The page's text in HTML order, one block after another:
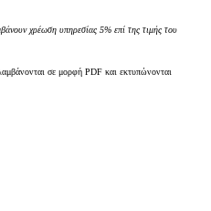
χρέωση υπηρεσίας 5% επί της τιμής του
σε μορφή PDF και εκτυπώνονται